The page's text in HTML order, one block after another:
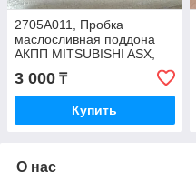
2705A011, Пробка
маслосливная поддона
АКПП MITSUBISHI ASX,
LANCER, OUTLANDER,
JAPAN
3 000 ₸
Купить
О нас